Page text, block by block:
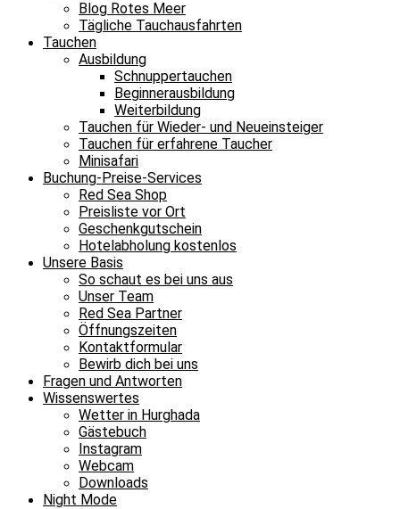
Blog Rotes Meer
Tägliche Tauchausfahrten
Tauchen
Ausbildung
Schnuppertauchen
Beginnerausbildung
Weiterbildung
Tauchen für Wieder- und Neueinsteiger
Tauchen für erfahrene Taucher
Minisafari
Buchung-Preise-Services
Red Sea Shop
Preisliste vor Ort
Geschenkgutschein
Hotelabholung kostenlos
Unsere Basis
So schaut es bei uns aus
Unser Team
Red Sea Partner
Öffnungszeiten
Kontaktformular
Bewirb dich bei uns
Fragen und Antworten
Wissenswertes
Wetter in Hurghada
Gästebuch
Instagram
Webcam
Downloads
Night Mode